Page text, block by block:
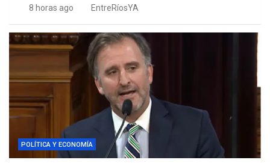
8 horas ago EntreRíosYA
POLÍTICA Y ECONOMÍA